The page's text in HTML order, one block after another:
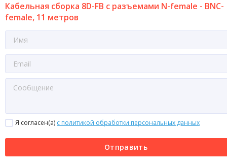
Кабельная сборка 8D-FB с разъемами N-female - BNC-
female, 11 метров
Я согласен(a) с политикой обработки персональных данных
Отправить